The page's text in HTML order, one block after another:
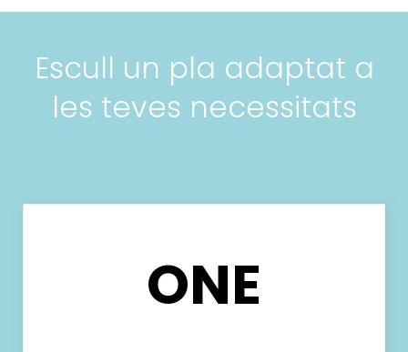
Escull un pla adaptat a
les teves necessitats
ONE